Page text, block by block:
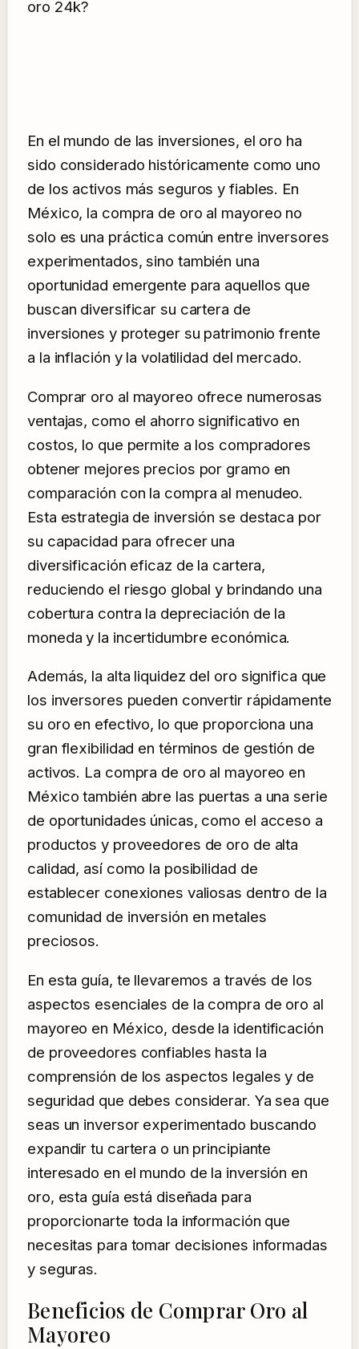
oro 24k?
En el mundo de las inversiones, el oro ha
sido considerado históricamente como uno
de los activos más seguros y fiables. En
México, la compra de oro al mayoreo no
solo es una práctica común entre inversores
experimentados, sino también una
oportunidad emergente para aquellos que
buscan diversificar su cartera de
inversiones y proteger su patrimonio frente
a la inflación y la volatilidad del mercado.
Comprar oro al mayoreo ofrece numerosas
ventajas, como el ahorro significativo en
costos, lo que permite a los compradores
obtener mejores precios por gramo en
comparación con la compra al menudeo.
Esta estrategia de inversión se destaca por
su capacidad para ofrecer una
diversificación eficaz de la cartera,
reduciendo el riesgo global y brindando una
cobertura contra la depreciación de la
moneda y la incertidumbre económica.
Además, la alta liquidez del oro significa que
los inversores pueden convertir rápidamente
su oro en efectivo, lo que proporciona una
gran flexibilidad en términos de gestión de
activos. La compra de oro al mayoreo en
México también abre las puertas a una serie
de oportunidades únicas, como el acceso a
productos y proveedores de oro de alta
calidad, así como la posibilidad de
establecer conexiones valiosas dentro de la
comunidad de inversión en metales
preciosos.
En esta guía, te llevaremos a través de los
aspectos esenciales de la compra de oro al
mayoreo en México, desde la identificación
de proveedores confiables hasta la
comprensión de los aspectos legales y de
seguridad que debes considerar. Ya sea que
seas un inversor experimentado buscando
expandir tu cartera o un principiante
interesado en el mundo de la inversión en
oro, esta guía está diseñada para
proporcionarte toda la información que
necesitas para tomar decisiones informadas
y seguras.
Beneficios de Comprar Oro al
Mayoreo